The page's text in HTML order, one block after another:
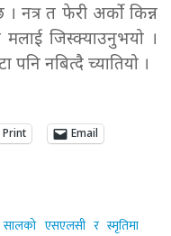
नत्र त फेरी अर्को किन्न
जिस्क्याउनुभयो ।
नबित्दै च्यातियो ।
Print Email
एसएलसी र स्मृतिमा